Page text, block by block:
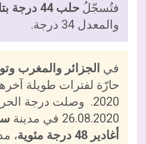
فتُسجّلُ حلب 44 درجة بتاريخ 4 أيلول
والمعدل 34 درجة.
في الجزائر والمغرب
حارّة لفترات طويلة
2020. وصلت درجة
26.08.2020 في مدينة
أغادير 48 درجة مئوية
،